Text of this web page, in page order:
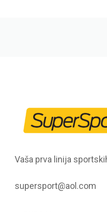
Vaša prva linija
supersport@aol.com